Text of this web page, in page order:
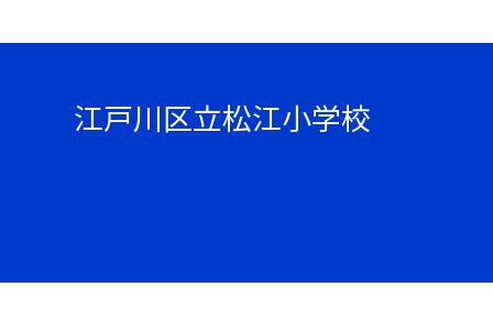
江戸川区立松江小学校